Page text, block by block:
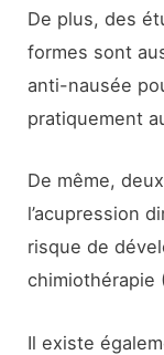
De plus, des
formes sont
anti-nausée
pratiquement
De même,
l’acupression
risque de
chimiothérapie
Il existe